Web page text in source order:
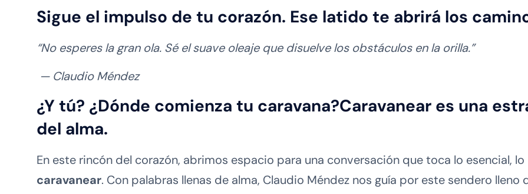
Sigue el impulso de tu corazón. Ese latido te abrirá los
“No esperes la gran ola. Sé el suave oleaje que disuelve los obstáculos en la orilla.”
— Claudio Méndez
¿Y tú? ¿Dónde comienza tu caravana?Caravanear es una
del alma.
En este rincón del corazón, abrimos espacio para una conversación que toca lo esencial,
caravanear. Con palabras llenas de alma, Claudio Méndez nos guía por este sendero lleno